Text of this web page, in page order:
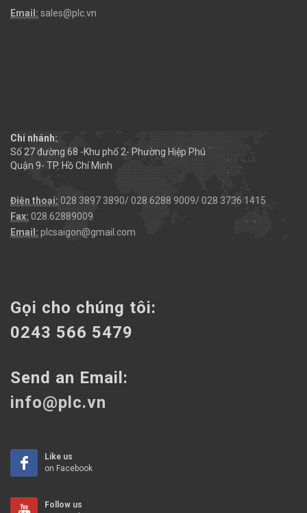
Email: sales@plc.vn
Chi nhánh:
Số 27 đường 68 -Khu phố 2- Phường Hiệp Phú
Quận 9- TP. Hồ Chí Minh
Điện thoại: 028 3897 3890/ 028 6288 9009/ 028 3736 1415
Fax: 028.62889009
Email: plcsaigon@gmail.com
Gọi cho chúng tôi:
0243 566 5479
Send an Email:
info@plc.vn
Like us
on Facebook
Follow us